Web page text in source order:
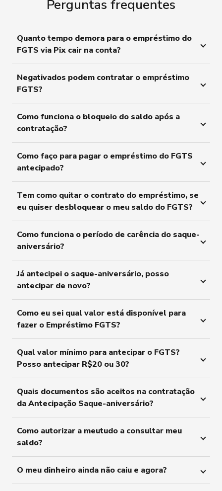
Perguntas frequentes
Quanto tempo demora para o empréstimo do
FGTS via Pix cair na conta?
Negativados podem contratar o empréstimo
FGTS?
Como funciona o bloqueio do saldo após a
contratação?
Como faço para pagar o empréstimo do FGTS
antecipado?
Tem como quitar o contrato do empréstimo, se
eu quiser desbloquear o meu saldo do FGTS?
Como funciona o período de carência do saque-
aniversário?
Já antecipei o saque-aniversário, posso
antecipar de novo?
Como eu sei qual valor está disponível para
fazer o Empréstimo FGTS?
Qual valor mínimo para antecipar o FGTS?
Posso antecipar R$20 ou 30?
Quais documentos são aceitos na contratação
da Antecipação Saque-aniversário?
Como autorizar a meutudo a consultar meu
saldo?
O meu dinheiro ainda não caiu e agora?